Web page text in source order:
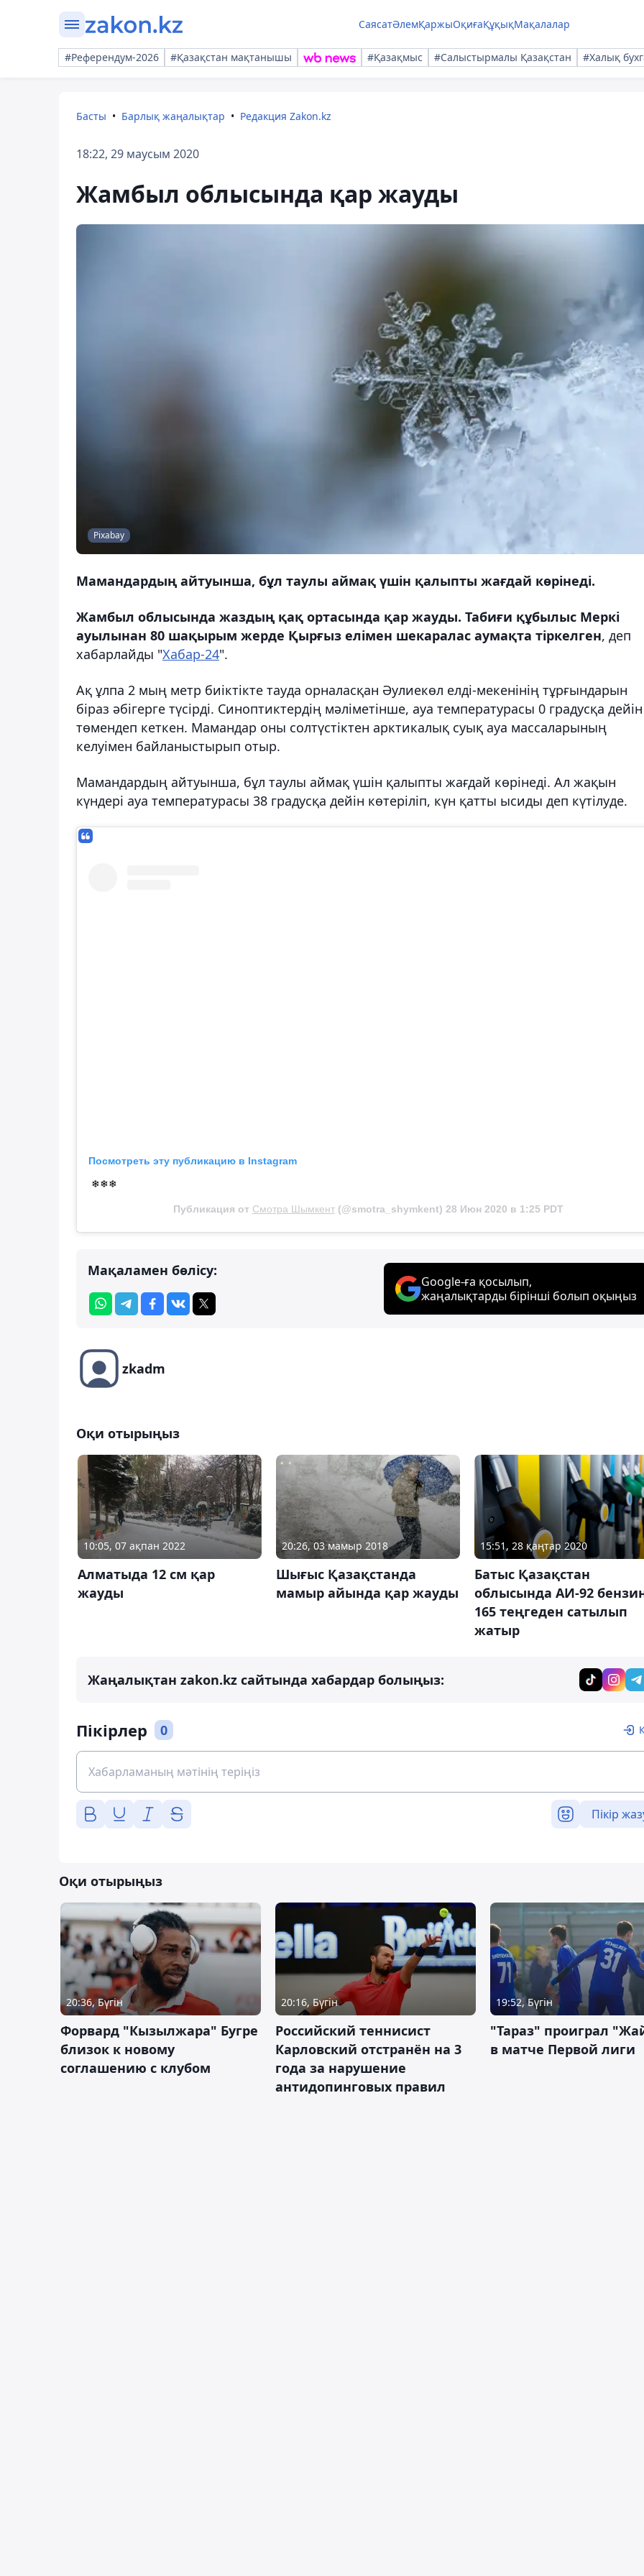
СаясатӘлемҚаржыОқиғаҚұқықМақалалар
#Референдум-2026 #Қазақстан мақтанышы #Қазақмыс #Салыстырмалы Қазақстан #Халық
Басты Барлық жаңалықтар Редакция Zakon.kz
18:22, 29 маусым 2020
Жамбыл облысында қар жауды
Pixabay
Мамандардың айтуынша, бұл таулы аймақ үшін қалыпты жағдай көрінеді.
Жамбыл облысында жаздың қақ ортасында қар жауды. Табиғи құбылыс Меркі
ауылынан 80 шақырым жерде Қырғыз елімен шекаралас аумақта тіркелген, деп
хабарлайды "Хабар-24".
Ақ ұлпа 2 мың метр биіктікте тауда орналасқан Әулиекөл елді-мекенінің тұрғындарын
біраз әбігерге түсірді. Синоптиктердің мәліметінше, ауа температурасы 0 градусқа дейін
төмендеп кеткен. Мамандар оны солтүстіктен арктикалық суық ауа массаларының
келуімен байланыстырып отыр.
Мамандардың айтуынша, бұл таулы аймақ үшін қалыпты жағдай көрінеді. Ал жақын
күндері ауа температурасы 38 градусқа дейін көтеріліп, күн қатты ысиды деп күтілуде.
Посмотреть эту публикацию в Instagram
❄❄❄
Публикация от Смотра Шымкент(@smotra_shymkent) 28 Июн 2020 в 1:25 PDT
Мақаламен бөлісу:
Google-ға қосылып,
жаңалықтарды бірінші болып оқыңыз
zkadm
Оқи отырыңыз
10:05, 07 ақпан 2022
Алматыда 12 см қар
жауды
20:26, 03 мамыр 2018
Шығыс Қазақстанда
мамыр айында қар жауды
15:51, 28 қаңтар 2020
Батыс Қазақстан
облысында АИ-92
165 теңгеден сатылып
жатыр
Жаңалықтан zakon.kz сайтында хабардар болыңыз:
Пікірлер 0
Пікір
Оқи отырыңыз
20:36, Бүгін
Форвард "Кызылжара" Бугре
близок к новому
соглашению с клубом
20:16, Бүгін
Российский теннисист
Карловский отстранён на 3
года за нарушение
антидопинговых правил
19:52, Бүгін
"Тараз" проиграл
в матче Первой лиги